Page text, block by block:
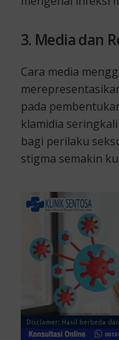
3. Media dan
Cara media
pada
klamidia
bagi perilaku
stigma semakin